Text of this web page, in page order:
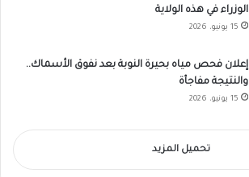
الوزراء في هذه الولاية
15 يونيو، 2026
إعلان فحص مياه بحيرة النوبة بعد نفوق الأسماك..
والنتيجة مفاجأة
15 يونيو، 2026
تحميل المزيد